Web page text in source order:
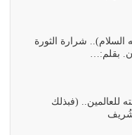
السلام).. شرارة الثورة
بقلم:…
للعالمين.. (فبذلك